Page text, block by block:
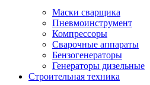
Маски сварщика
Пневмоинструмент
Компрессоры
Сварочные аппараты
Бензогенераторы
Генераторы дизельные
Строительная техника